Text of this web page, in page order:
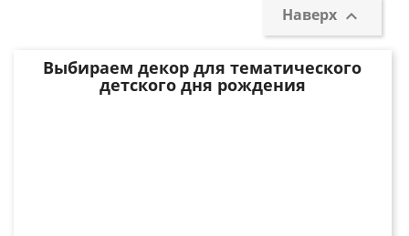
Наверх 
Выбираем декор для тематического
детского дня рождения